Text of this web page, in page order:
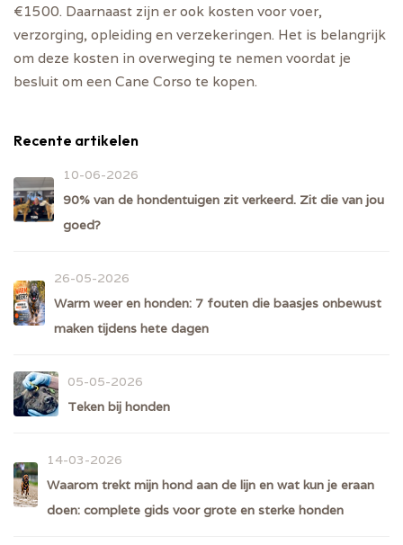
€1500. Daarnaast zijn er ook kosten voor voer,
verzorging, opleiding en verzekeringen. Het is belangrijk
om deze kosten in overweging te nemen voordat je
besluit om een Cane Corso te kopen.
Recente artikelen
10-06-2026
90% van de hondentuigen zit verkeerd. Zit die van jou
goed?
26-05-2026
Warm weer en honden: 7 fouten die baasjes onbewust
maken tijdens hete dagen
05-05-2026
Teken bij honden
14-03-2026
Waarom trekt mijn hond aan de lijn en wat kun je eraan
doen: complete gids voor grote en sterke honden